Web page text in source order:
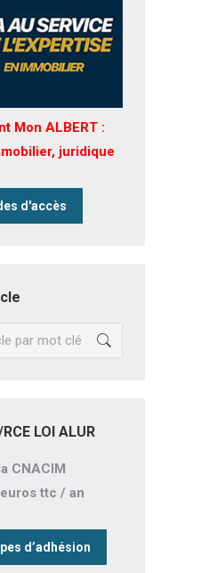
Mon ALBERT :
juridique
d'accès
LOI ALUR
CNACIM
ttc / an
d’adhésion